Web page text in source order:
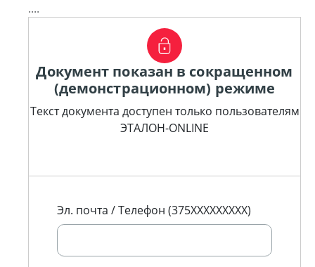
....
Документ показан в сокращенном
(демонстрационном) режиме
Текст документа доступен только пользователям
ЭТАЛОН-ONLINE
Эл. почта / Телефон (375XXXXXXXXX)